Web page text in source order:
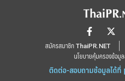
สมัครสมาชิก ThaiPR.NET
นโยบายคุ้มครองข้อมู
ติดต่อ-สอบถามข้อมูลได้ที่